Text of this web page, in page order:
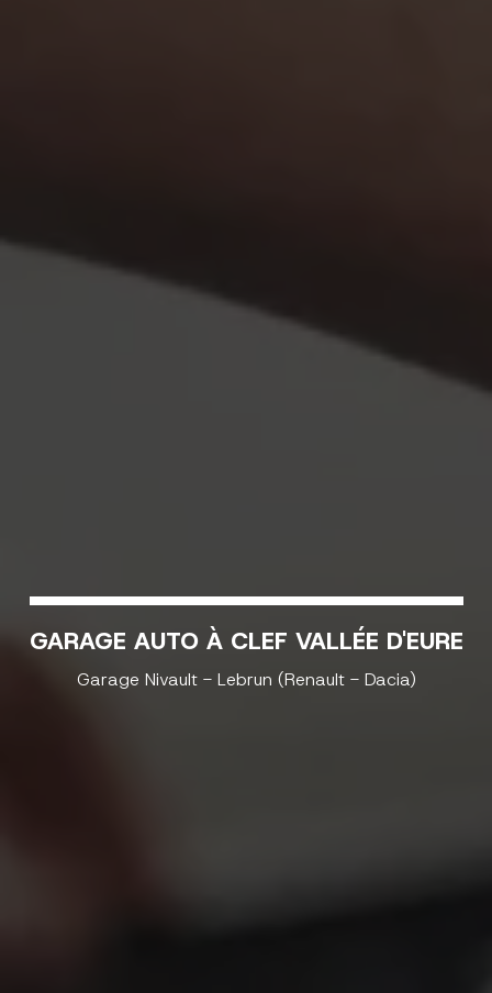
GARAGE AUTO À CLEF VALLÉE D'EURE
Garage Nivault - Lebrun (Renault - Dacia)